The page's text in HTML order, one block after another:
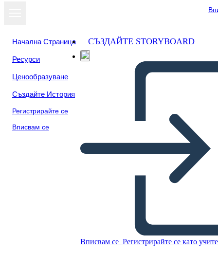
Начална Страница
Ресурси
Ценообразуване
Създайте История
Регистрирайте се
Вписвам се
СЪЗДАЙТЕ STORYBOARD
Вписвам се Регистрирайте се като
Копирайте този Storyboard